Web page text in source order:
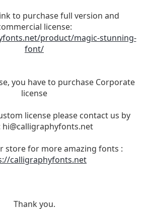
to purchase full version and
license:
product/magic-stunning-
font/
you have to purchase Corporate
license
license please contact us by
hi@calligraphyfonts.net
store for more amazing fonts :
calligraphyfonts.net
Thank you.